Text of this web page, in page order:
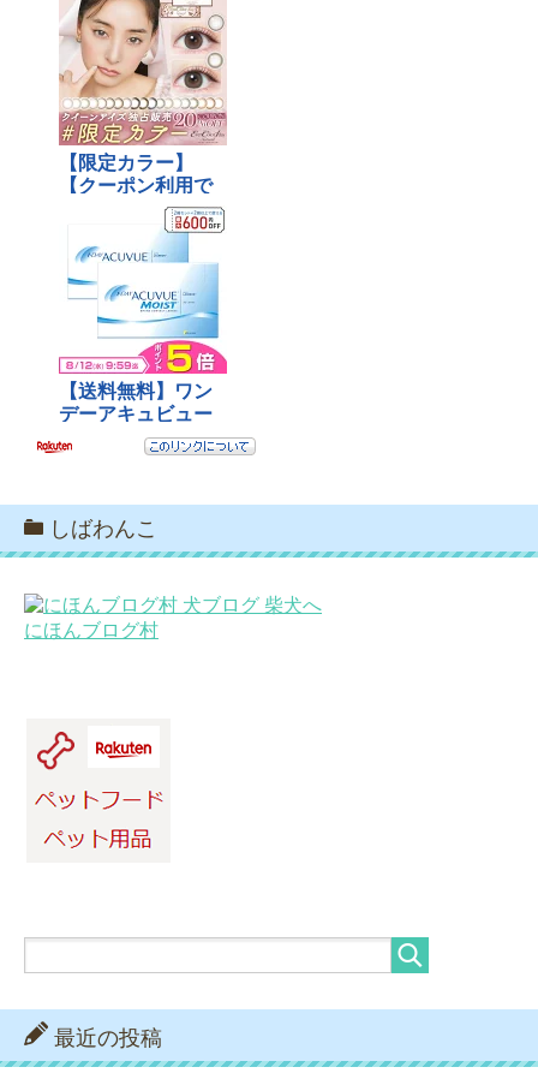
しばわんこ
にほんブログ村
最近の投稿